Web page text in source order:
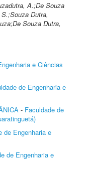
A.;De Souza
Dutra,
Souza Dutra,
e Ciências
de Engenharia e
- Faculdade de
de Engenharia e
de Engenharia e